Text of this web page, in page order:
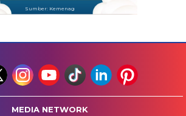
Sumber: Kemenag
MEDIA NETWORK